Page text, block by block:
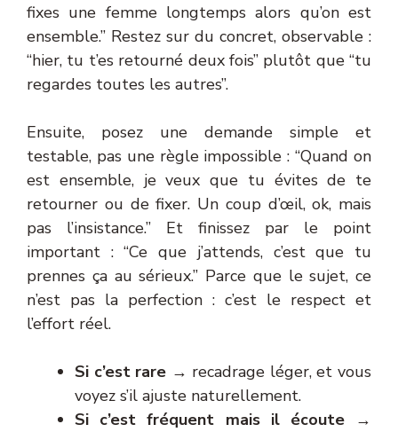
fixes une femme longtemps alors qu’on est
ensemble.” Restez sur du concret, observable :
“hier, tu t’es retourné deux fois” plutôt que “tu
regardes toutes les autres”.
Ensuite, posez une demande simple et
testable, pas une règle impossible : “Quand on
est ensemble, je veux que tu évites de te
retourner ou de fixer. Un coup d’œil, ok, mais
pas l’insistance.” Et finissez par le point
important : “Ce que j’attends, c’est que tu
prennes ça au sérieux.” Parce que le sujet, ce
n’est pas la perfection : c’est le respect et
l’effort réel.
Si c’est rare → recadrage léger, et vous
voyez s’il ajuste naturellement.
Si c’est fréquent mais il écoute→